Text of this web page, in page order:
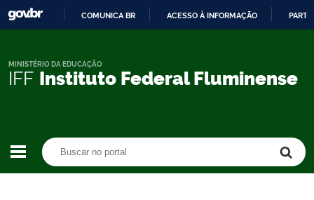
CONTEÚDO
COMUNICA BR ACESSO À INFORMAÇÃO
IFF Instituto Federal Fluminense
MINISTÉRIO DA EDUCAÇÃO